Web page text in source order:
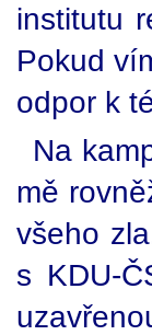
institutu
Pokud
odpor k
Na
mě
všeho
s KDU-